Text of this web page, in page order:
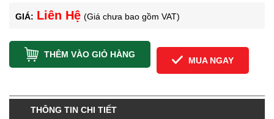
GIÁ: Liên Hệ (Giá chưa bao gồm VAT)
THÊM VÀO GIỎ HÀNG
MUA NGAY
THÔNG TIN CHI TIẾT